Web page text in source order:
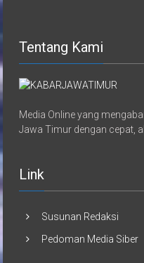
Tentang Kami
Media Online yang
Jawa Timur dengan cepat,
Link
Susunan Redaksi
Pedoman Media Siber